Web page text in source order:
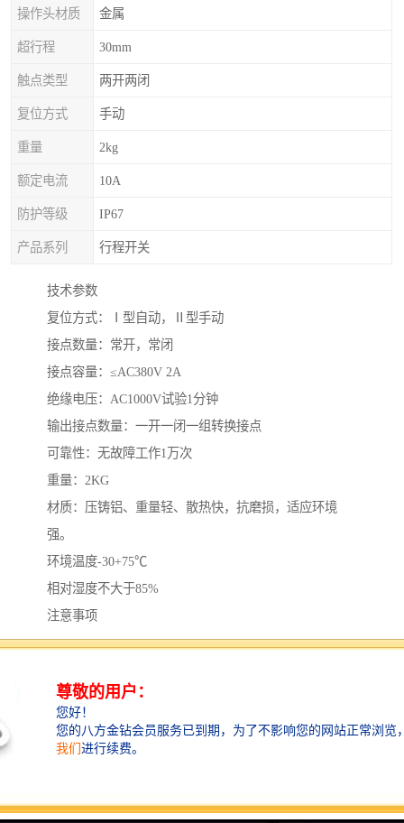
操作头材质 金属
超行程 30mm
触点类型 两开两闭
复位方式 手动
重量 2kg
额定电流 10A
防护等级 IP67
产品系列 行程开关
技术参数
复位方式：Ⅰ型自动，Ⅱ型手动
接点数量：常开，常闭
接点容量：≤AC380V 2A
绝缘电压：AC1000V试验1分钟
输出接点数量：一开一闭一组转换接点
可靠性：无故障工作1万次
重量：2KG
材质：压铸铝、重量轻、散热快，抗磨损，适应环境
强。
环境温度-30+75℃
相对湿度不大于85%
注意事项
1、先切断总电源，接着要用wanneng表测出火线，开关
2、将火线在适合的地方剪断，就有两个接头了，拉线开
关也有两个接头。
3、将火线的两个接头削皮露出金属丝，分别接到开关的
4、在连接好的接头将过长的金属丝剪掉，以防两条金属